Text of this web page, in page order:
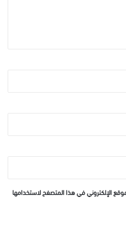
الإلكتروني في هذا المتصفح لاستخدامها